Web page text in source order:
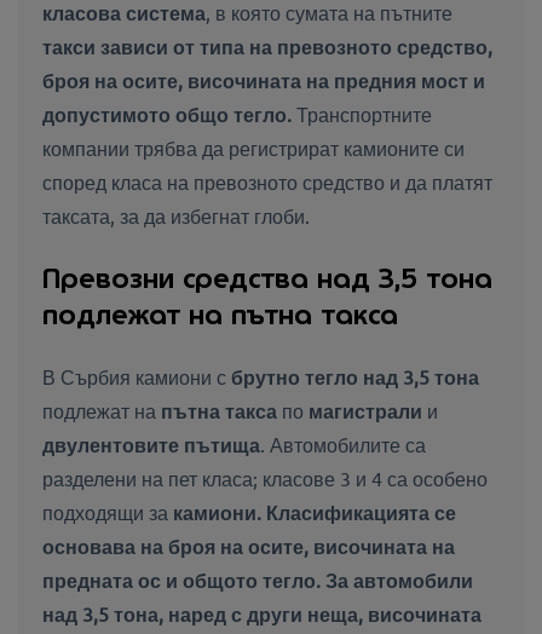
класова система, в която сумата на пътните
такси зависи от типа на превозното средство,
броя на осите, височината на предния мост и
допустимото общо тегло. Транспортните
компании трябва да регистрират камионите си
според класа на превозното средство и да платят
таксата, за да избегнат глоби.
Превозни средства над 3,5 тона
подлежат на пътна такса
В Сърбия камиони с брутно тегло над 3,5 тона
подлежат на пътна такса по магистрали и
двулентовите пътища. Автомобилите са
разделени на пет класа; класове 3 и 4 са особено
подходящи за камиони. Класификацията се
основава на броя на осите, височината на
предната ос и общото тегло. За автомобили
над 3,5 тона, наред с други неща, височината